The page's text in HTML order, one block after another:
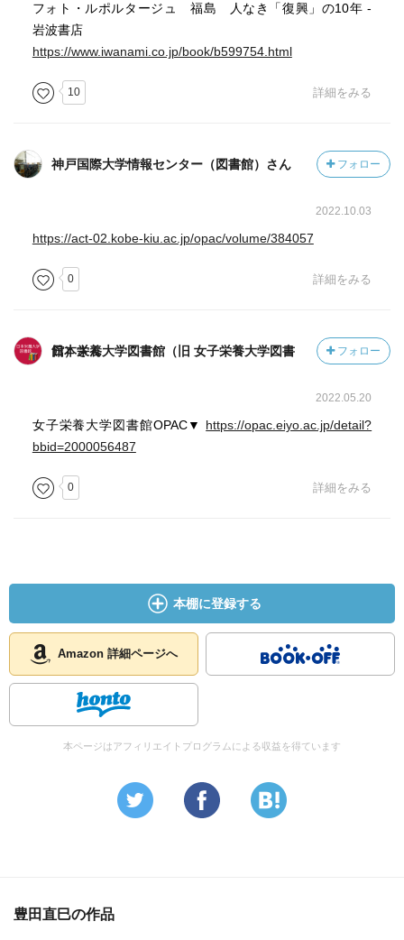
フォト・ルポルタージュ 福島 人なき「復興」の10年 -
岩波書店
https://www.iwanami.co.jp/book/b599754.html
10 詳細をみる
神戸国際大学情報センター（図書館）さん フォロー
2022.10.03
https://act-02.kobe-kiu.ac.jp/opac/volume/384057
0 詳細をみる
日本栄養大学図書館（旧 女子栄養大学図書館）さん フォロー
2022.05.20
女子栄養大学図書館OPAC▼ https://opac.eiyo.ac.jp/detail?
bbid=2000056487
0 詳細をみる
本棚に登録する
Amazon 詳細ページへ
本ページはアフィリエイトプログラムによる収益を得ています
豊田直巳の作品